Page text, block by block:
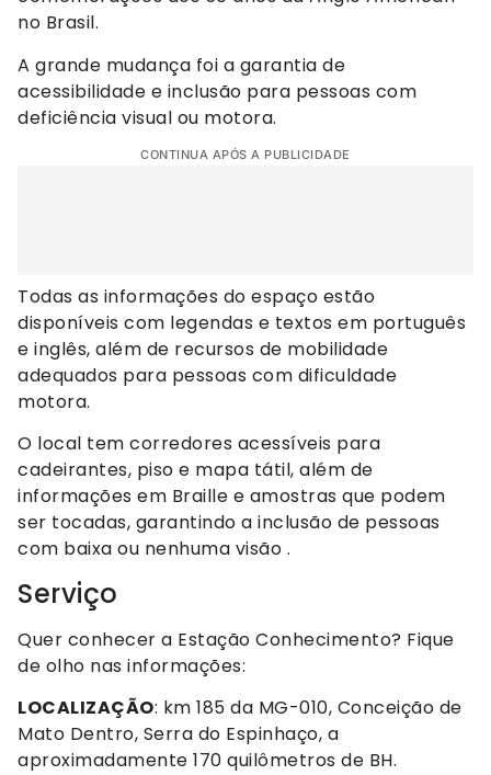
no Brasil.
A grande mudança foi a garantia de
acessibilidade e inclusão para pessoas com
deficiência visual ou motora.
CONTINUA APÓS A PUBLICIDADE
Todas as informações do espaço estão
disponíveis com legendas e textos em português
e inglês, além de recursos de mobilidade
adequados para pessoas com dificuldade
motora.
O local tem corredores acessíveis para
cadeirantes, piso e mapa tátil, além de
informações em Braille e amostras que podem
ser tocadas, garantindo a inclusão de pessoas
com baixa ou nenhuma visão .
Serviço
Quer conhecer a Estação Conhecimento? Fique
de olho nas informações:
LOCALIZAÇÃO: km 185 da MG-010, Conceição de
Mato Dentro, Serra do Espinhaço, a
aproximadamente 170 quilômetros de BH.